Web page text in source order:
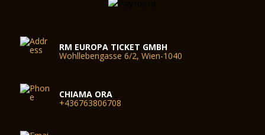
RM EUROPA TICKET GMBH
Wohllebengasse 6/2, Wien-1040
CHIAMA ORA
+436763806708